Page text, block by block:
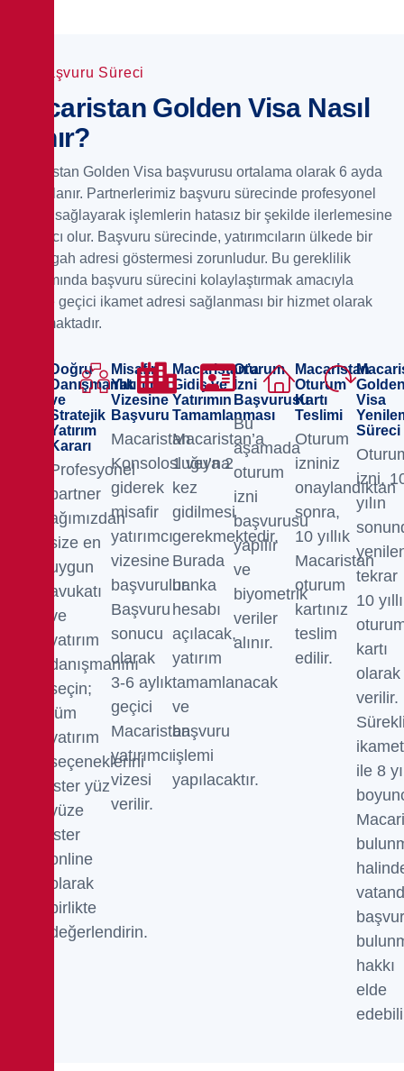
Başvuru Süreci
Macaristan Golden Visa Nasıl
Alınır?
Macaristan Golden Visa başvurusu ortalama olarak 6 ayda
tamamlanır. Partnerlerimiz başvuru sürecinde profesyonel
destek sağlayarak işlemlerin hatasız bir şekilde ilerlemesine
yardımcı olur. Başvuru sürecinde, yatırımcıların ülkede bir
ikametgah adresi göstermesi zorunludur. Bu gereklilik
kapsamında başvuru sürecini kolaylaştırmak amacıyla
kişilere geçici ikamet adresi sağlanması bir hizmet olarak
sunulmaktadır.
Doğru
Danışmanlık
ve
Stratejik
Yatırım
Kararı
Profesyonel
partner
ağımızdan
size en
uygun
avukatı
ve
yatırım
danışmanını
seçin;
tüm
yatırım
seçeneklerini
ister yüz
yüze
ister
online
olarak
birlikte
değerlendirin.
Misafir
Yatırımcı
Vizesine
Başvuru
Macaristan
Konsolosluğu’na
giderek
misafir
yatırımcı
vizesine
başvurulur.
Başvuru
sonucu
olarak
3-6 aylık
geçici
Macaristan
yatırımcı
vizesi
verilir.
Macaristan’a
Gidiş ve
Yatırımın
Tamamlanması
Macaristan’a
1 veya 2
kez
gidilmesi
gerekmektedir.
Burada
banka
hesabı
açılacak,
yatırım
tamamlanacak
ve
başvuru
işlemi
yapılacaktır.
Oturum
İzni
Başvurusu
Bu
aşamada
oturum
izni
başvurusu
yapılır
ve
biyometrik
veriler
alınır.
Macaristan
Oturum
Kartı
Teslimi
Oturum
izniniz
onaylandıktan
sonra,
10 yıllık
Macaristan
oturum
kartınız
teslim
edilir.
Visa
Süreci
izni,
yılın
tekrar
10
kartı
olarak
verilir.
ikamet
ile 8
hakkı
elde